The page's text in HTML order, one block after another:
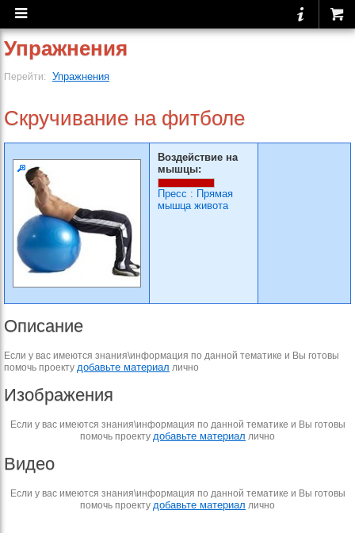
Упражнения
Перейти: Упражнения
Скручивание на фитболе
Воздействие на
мышцы:
Пресс : Прямая
мышца живота
Описание
Если у вас имеются знания\информация по данной тематике и Вы готовы
помочь проекту добавьте материал лично
Изображения
Если у вас имеются знания\информация по данной тематике и Вы готовы
помочь проекту добавьте материал лично
Видео
Если у вас имеются знания\информация по данной тематике и Вы готовы
помочь проекту добавьте материал лично